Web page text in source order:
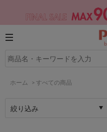
ホーム > すべての商品
絞り込み